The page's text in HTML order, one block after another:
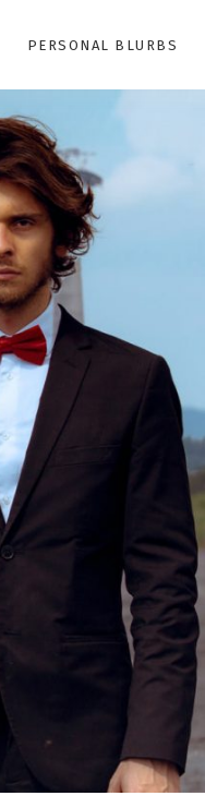
PERSONAL BLURBS